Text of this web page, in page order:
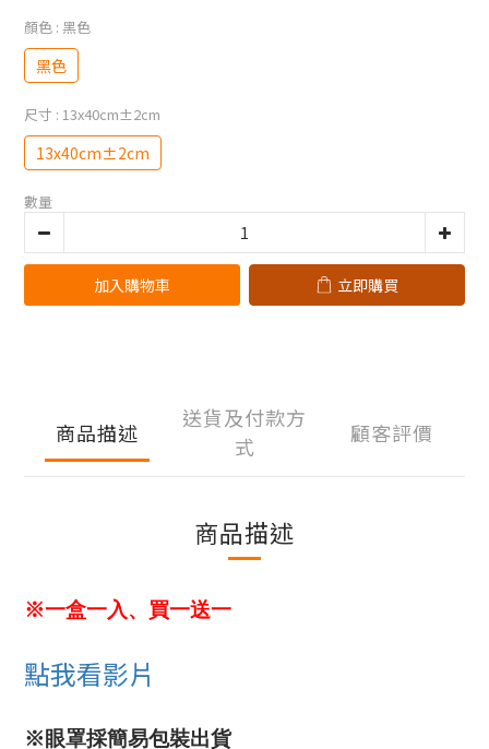
顏色 : 黑色
黑色
尺寸 : 13x40cm±2cm
13x40cm±2cm
數量
加入購物車 立即購買
商品描述
送貨及付款方
式
顧客評價
商品描述
※一盒一入、買一送一
點我看影片
※眼罩採簡易包裝出貨